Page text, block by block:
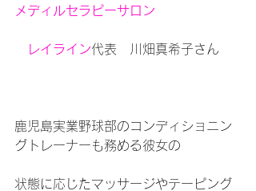
メディルセラピーサロン
レイライン代表　川畑真希子さん
鹿児島実業野球部のコンディショニン
グトレーナーも務める彼女の
状態に応じたマッサージやテーピング